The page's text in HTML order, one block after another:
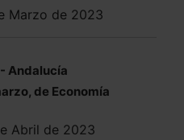
Marzo de 2023
Andalucía
de Economía
Abril de 2023